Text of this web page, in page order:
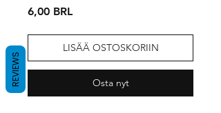
6,00 BRLHinta
LISÄÄ OSTOSKORIIN
Osta nyt
REVIEWS